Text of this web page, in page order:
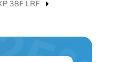
38F LRF